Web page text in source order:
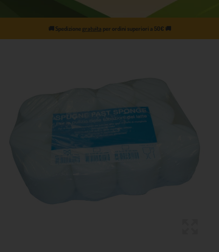
🚚 Spedizione gratuita per ordini superiori a 50€ 🚚